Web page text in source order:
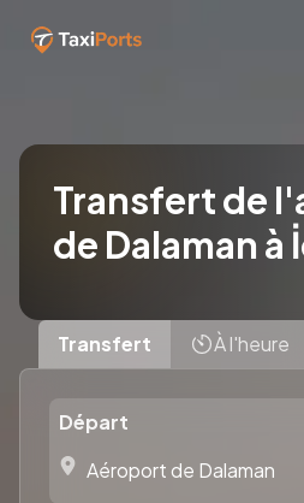
Transfert de
de Dalaman à
Transfert À l'heure
Départ